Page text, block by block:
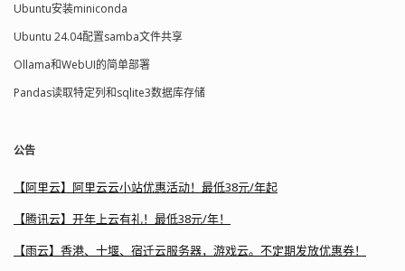
Ubuntu安装miniconda
Ubuntu 24.04配置samba文件共享
Ollama和WebUI的简单部署
Pandas读取特定列和sqlite3数据库存储
公告
【阿里云】阿里云云小站优惠活动！最低38元/年起
【腾讯云】开年上云有礼！最低38元/年！
【雨云】香港、十堰、宿迁云服务器，游戏云。不定期发放优惠券！